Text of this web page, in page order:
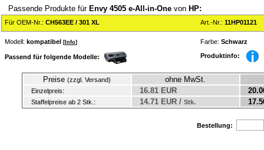
Passende Produkte für Envy 4505 e-All-in-One von HP:
Für OEM-Nr.: CH563EE / 301 XL Art.-Nr.: 11HP01121
Modell: kompatibel [ Info] Farbe: Schwarz
Passend für folgende Modelle: Produktinfo:
Preise (zzgl. Versand) ohne MwSt.
Einzelpreis: 16.81 EUR
Staffelpreise ab 2 Stk.: 14.71 EUR / Stk.
Bestellung: